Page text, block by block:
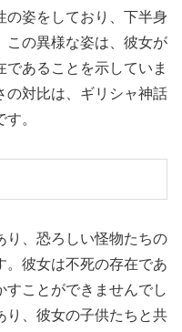
の姿をしており、下半身
この異様な姿は、彼女が
あることを示していま
の対比は、ギリシャ神話
。
り、恐ろしい怪物たちの
。彼女は不死の存在であ
すことができませんでし
り、彼女の子供たちと共